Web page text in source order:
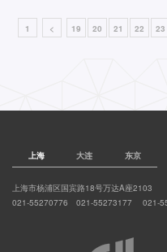
1 < 19 20 21 22 23
上海 大连 东京
上海市杨浦区国宾路18号万达A座2103
021-55270776 021-55273177 021-